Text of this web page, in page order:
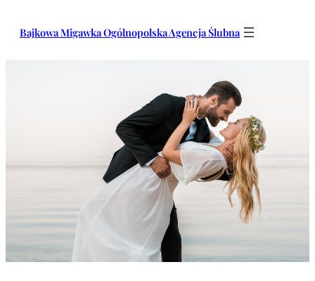
Bajkowa Migawka Ogólnopolska Agencja Ślubna